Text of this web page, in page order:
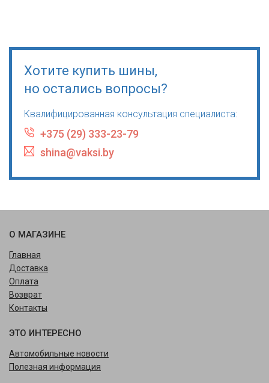
Хотите купить шины,
но остались вопросы?
Квалифицированная консультация специалиста:
+375 (29) 333-23-79
shina@vaksi.by
О МАГАЗИНЕ
Главная
Доставка
Оплата
Возврат
Контакты
ЭТО ИНТЕРЕСНО
Автомобильные новости
Полезная информация